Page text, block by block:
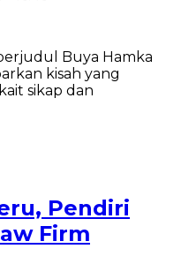
Buya Hamka
kisah yang
sikap dan
Pendiri
Firm